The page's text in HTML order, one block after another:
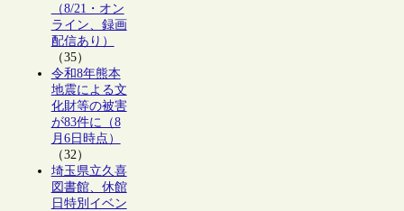
（8/21・オン
ライン、録画
配信あり）
（35）
令和8年熊本
地震による文
化財等の被害
が83件に（8
月6日時点）
（32）
埼玉県立久喜
図書館、休館
日特別イベン